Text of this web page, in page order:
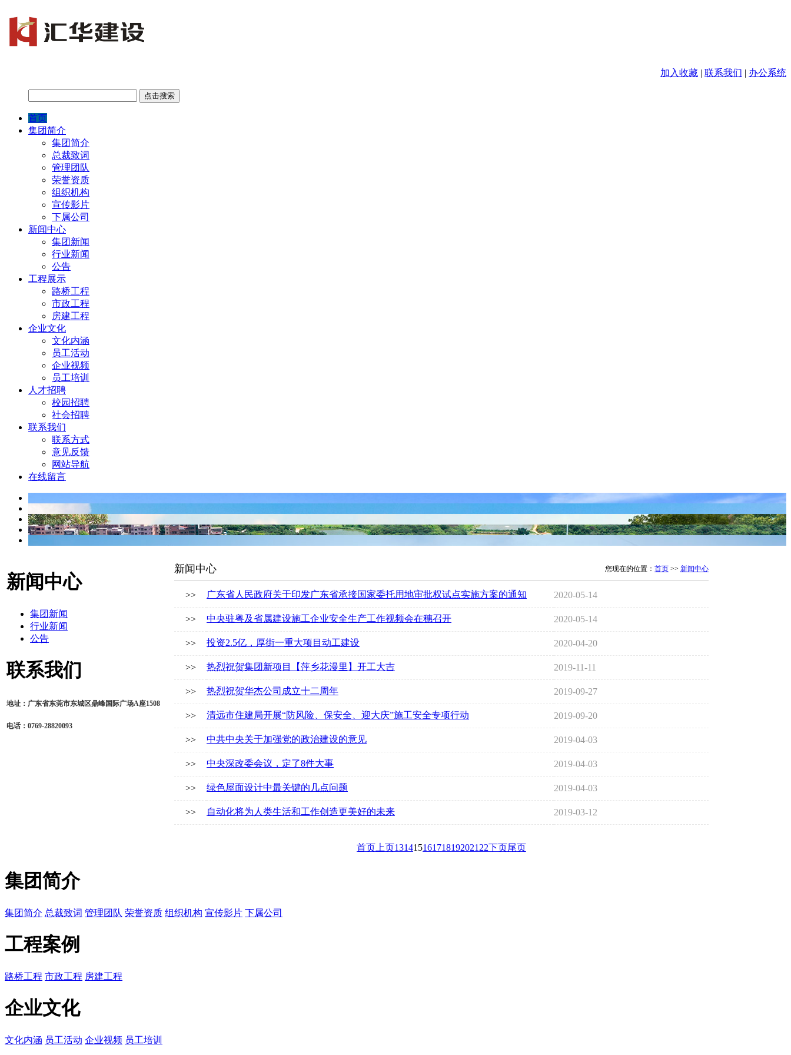
加入收藏 | 联系我们 | 办公系统
首页
集团简介
集团简介
总裁致词
管理团队
荣誉资质
组织机构
宣传影片
下属公司
新闻中心
集团新闻
行业新闻
公告
工程展示
路桥工程
市政工程
房建工程
企业文化
文化内涵
员工活动
企业视频
员工培训
人才招聘
校园招聘
社会招聘
联系我们
联系方式
意见反馈
网站导航
在线留言
新闻中心
集团新闻
行业新闻
公告
联系我们
地址：广东省东莞市东城区鼎峰国际广场A座1508
电话：0769-28820093
您现在的位置： 首页 >> 新闻中心
新闻中心
>> 广东省人民政府关于印发广东省承接国家委托用地审批权试点实施方案的通知 2020-05-14
>> 中央驻粤及省属建设施工企业安全生产工作视频会在穗召开 2020-05-14
>> 投资2.5亿，厚街一重大项目动工建设 2020-04-20
>> 热烈祝贺集团新项目【萍乡花漫里】开工大吉 2019-11-11
>> 热烈祝贺华杰公司成立十二周年 2019-09-27
>> 清远市住建局开展“防风险、保安全、迎大庆”施工安全专项行动 2019-09-20
>> 中共中央关于加强党的政治建设的意见 2019-04-03
>> 中央深改委会议，定了8件大事 2019-04-03
>> 绿色屋面设计中最关键的几点问题 2019-04-03
>> 自动化将为人类生活和工作创造更美好的未来 2019-03-12
首页 上页131415161718192021 22下页尾页
集团简介
集团简介 总裁致词 管理团队 荣誉资质 组织机构 宣传影片 下属公司
工程案例
路桥工程 市政工程 房建工程
企业文化
文化内涵 员工活动 企业视频 员工培训